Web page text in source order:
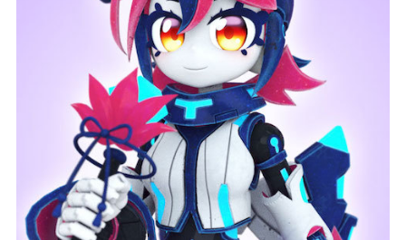
ぶいクラ！by muevo
FUKAKACHI+
Official SNS